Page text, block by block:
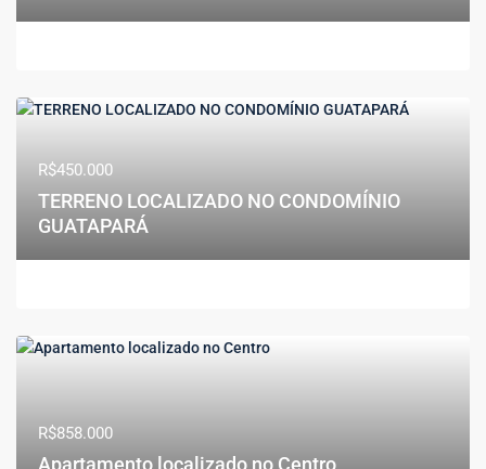
R$450.000
TERRENO LOCALIZADO NO CONDOMÍNIO
GUATAPARÁ
R$858.000
Apartamento localizado no Centro